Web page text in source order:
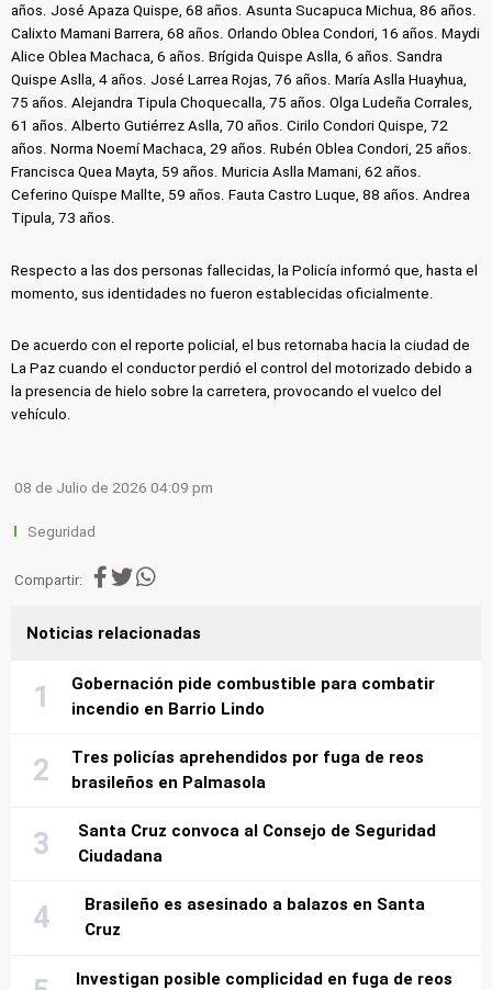
años. José Apaza Quispe, 68 años. Asunta Sucapuca Michua, 86 años.
Calixto Mamani Barrera, 68 años. Orlando Oblea Condori, 16 años. Maydi
Alice Oblea Machaca, 6 años. Brígida Quispe Aslla, 6 años. Sandra
Quispe Aslla, 4 años. José Larrea Rojas, 76 años. María Aslla Huayhua,
75 años. Alejandra Tipula Choquecalla, 75 años. Olga Ludeña Corrales,
61 años. Alberto Gutiérrez Aslla, 70 años. Cirilo Condori Quispe, 72
años. Norma Noemí Machaca, 29 años. Rubén Oblea Condori, 25 años.
Francisca Quea Mayta, 59 años. Muricia Aslla Mamani, 62 años.
Ceferino Quispe Mallte, 59 años. Fauta Castro Luque, 88 años. Andrea
Tipula, 73 años.
Respecto a las dos personas fallecidas, la Policía informó que, hasta el
momento, sus identidades no fueron establecidas oficialmente.
De acuerdo con el reporte policial, el bus retornaba hacia la ciudad de
La Paz cuando el conductor perdió el control del motorizado debido a
la presencia de hielo sobre la carretera, provocando el vuelco del
vehículo.
08 de Julio de 2026 04:09 pm
Seguridad
Compartir:
Noticias relacionadas
Gobernación pide combustible para combatir
incendio en Barrio Lindo
Tres policías aprehendidos por fuga de reos
brasileños en Palmasola
Santa Cruz convoca al Consejo de Seguridad
Ciudadana
Brasileño es asesinado a balazos en Santa
Cruz
Investigan posible complicidad en fuga de reos